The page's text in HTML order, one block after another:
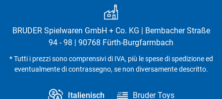
BRUDER Spielwaren GmbH + Co. KG | Bernbacher Straße
94 - 98 | 90768 Fürth-Burgfarrnbach
* Tutti i prezzi sono comprensivi di IVA, più le spese di spedizione ed
eventualmente di contrassegno, se non diversamente descritto.
Italienisch Bruder Toys